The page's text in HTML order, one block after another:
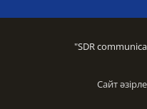
"SDR
Сайт